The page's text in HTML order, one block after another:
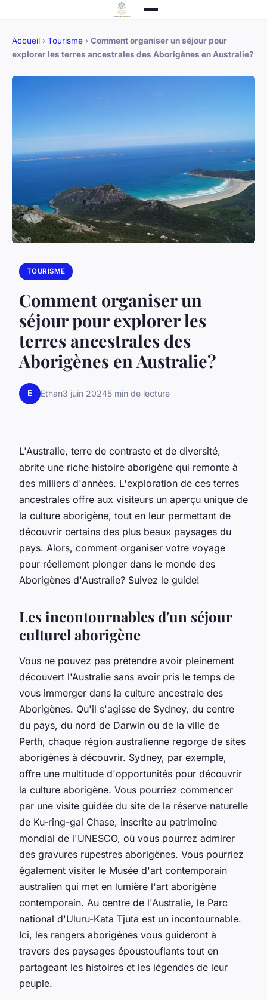
Accueil › Tourisme › Comment organiser un séjour pour
explorer les terres ancestrales des Aborigènes en Australie?
TOURISME
Comment organiser un
séjour pour explorer les
terres ancestrales des
Aborigènes en Australie?
E Ethan3 juin 20245 min de lecture
L'Australie, terre de contraste et de diversité,
abrite une riche histoire aborigène qui remonte à
des milliers d'années. L'exploration de ces terres
ancestrales offre aux visiteurs un aperçu unique de
la culture aborigène, tout en leur permettant de
découvrir certains des plus beaux paysages du
pays. Alors, comment organiser votre voyage
pour réellement plonger dans le monde des
Aborigènes d'Australie? Suivez le guide!
Les incontournables d'un séjour
culturel aborigène
Vous ne pouvez pas prétendre avoir pleinement
découvert l'Australie sans avoir pris le temps de
vous immerger dans la culture ancestrale des
Aborigènes. Qu'il s'agisse de Sydney, du centre
du pays, du nord de Darwin ou de la ville de
Perth, chaque région australienne regorge de sites
aborigènes à découvrir. Sydney, par exemple,
offre une multitude d'opportunités pour découvrir
la culture aborigène. Vous pourriez commencer
par une visite guidée du site de la réserve naturelle
de Ku-ring-gai Chase, inscrite au patrimoine
mondial de l'UNESCO, où vous pourrez admirer
des gravures rupestres aborigènes. Vous pourriez
également visiter le Musée d'art contemporain
australien qui met en lumière l'art aborigène
contemporain. Au centre de l'Australie, le Parc
national d'Uluru-Kata Tjuta est un incontournable.
Ici, les rangers aborigènes vous guideront à
travers des paysages époustouflants tout en
partageant les histoires et les légendes de leur
peuple.